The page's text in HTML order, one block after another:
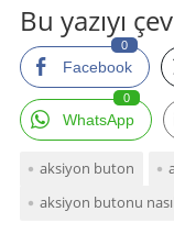
Bu yazıyı
Facebook
0
WhatsApp
0
aksiyon buton
aksiyon butonu